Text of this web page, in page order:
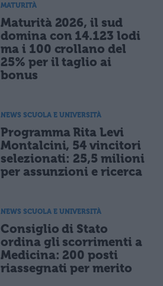
MATURITÀ
Maturità 2026, il sud
domina con 14.123 lodi
ma i 100 crollano del
25% per il taglio ai
bonus
NEWS SCUOLA E UNIVERSITÀ
Programma Rita Levi
Montalcini, 54 vincitori
selezionati: 25,5 milioni
per assunzioni e ricerca
NEWS SCUOLA E UNIVERSITÀ
Consiglio di Stato
ordina gli scorrimenti a
Medicina: 200 posti
riassegnati per merito